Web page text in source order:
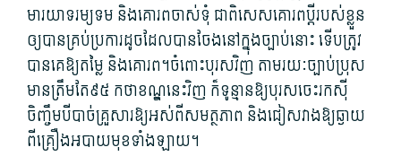
មារយាទ​រម្យទម និង​គោរព​ចាស់​ទុំ ជាពិសេស​គោរព​ប្តី​របស់​ខ្លួន
ឲ្យបាន​គ្រប់ប្រការ​ដូចដែល​បាន​ចែង​នៅ​ក្នុង​ច្បាប់​នោះ ទើប​ត្រូវ​
បាន​គេ​ឱ្យ​តម្លៃ និង​គោរព។ចំពោះ​បុរស​វិញ តាមរយៈ​ច្បាប់ប្រុស​
មានត្រឹមតែ៩៥ កថាខណ្ឌ​នេះ​វិញ ក៏​ទូន្មាន​ឱ្យ​បុរស​ចេះ​រក​ស៊ី​
ចិញ្ចឹម​បីបាច់​គ្រួសារ​ឱ្យ​អស់ពី​សមត្ថភាព និង​ជៀសវាង​ឱ្យ​ឆ្ងាយ​
ពី​គ្រឿង​អបាយមុខ​ទាំងឡាយ។